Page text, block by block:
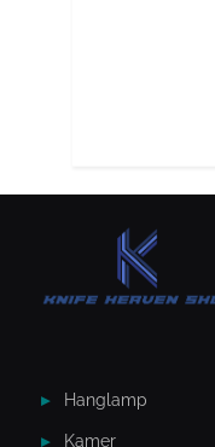
Hanglamp
Kamer